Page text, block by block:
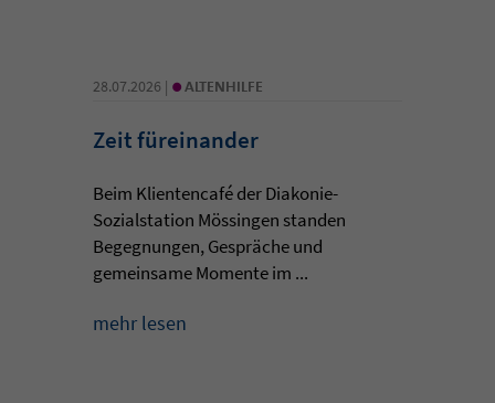
28.07.2026 | • ALTENHILFE
Zeit füreinander
Beim Klientencafé der Diakonie-
Sozialstation Mössingen standen
Begegnungen, Gespräche und
gemeinsame Momente im ...
mehr lesen